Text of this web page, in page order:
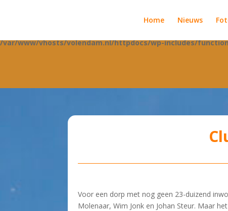
: Function _load_textdomain_just_in_time was called
/var/www/vhosts/volendam.nl/httpdocs/wp-includes/
Home Nieuws
Voor een dorp met nog geen 23-duizend
Molenaar, Wim Jonk en Johan Steur. Maar